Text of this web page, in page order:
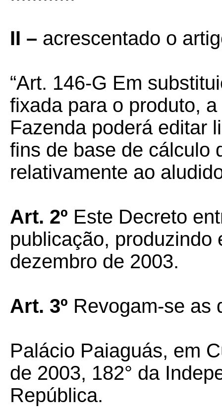
II – acrescentado o
“Art. 146-G Em
fixada para o produto,
Fazenda poderá editar
fins de base de cálculo
relativamente ao
Art. 2º Este Decreto
publicação, produzindo
dezembro de 2003.
Art. 3º Revogam-se as
Palácio Paiaguás, em
de 2003, 182° da
República.